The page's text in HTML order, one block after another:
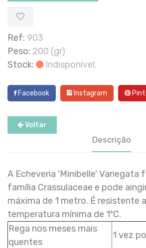
Ref: 903
Peso: 200 (gr)
Stock:
Indisponível.
Facebook Instagram
Voltar
Descrição
A Echeveria 'Minibelle' Variegata
família Crassulaceae e pode
máxima de 1 metro. É resistente
temperatura mínima de 1ºC.
Rega nos meses mais
quentes
1 vez